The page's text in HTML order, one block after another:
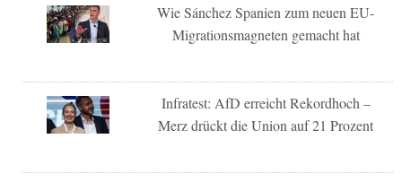
Wie Sánchez Spanien zum neuen EU-
Migrationsmagneten gemacht hat
Infratest: AfD erreicht Rekordhoch –
Merz drückt die Union auf 21 Prozent